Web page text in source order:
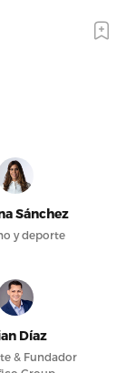
Sánchez
y deporte
Díaz
& Fundador